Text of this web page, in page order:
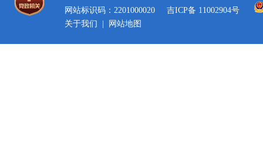
网站标识码：2201000020
吉ICP备 11002904号
关于我们
网站地图